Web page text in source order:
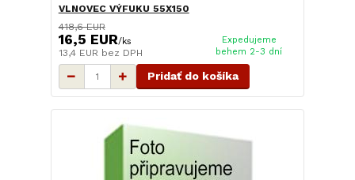
VLNOVEC VÝFUKU 55X150
418,6 EUR
16,5 EUR/ks
13,4 EUR bez DPH
Expedujeme
behem 2-3 dní
Pridať do košíka